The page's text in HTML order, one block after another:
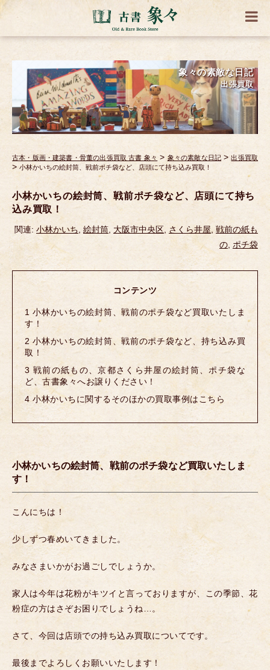
象々の素敵な日記
出張買取
古本・版画・建築書・骨董の出張買取 古書 象々 > 象々の素敵な日記 >出張買取
> 小林かいちの絵封筒、戦前ポチ袋など、店頭にて持ち込み買取！
小林かいちの絵封筒、戦前ポチ袋など、店頭にて持ち
込み買取！
関連: 小林かいち, 絵封筒, 大阪市中央区, さくら井屋, 戦前の紙も
の, ポチ袋
コンテンツ
1 小林かいちの絵封筒、戦前のポチ袋など買取いたしま
す！
2小林かいちの絵封筒、戦前のポチ袋など、持ち込み買
取！
3 戦前の紙もの、京都さくら井屋の絵封筒、ポチ袋な
ど、古書象々へお譲りください！
4小林かいちに関するそのほかの買取事例はこちら
小林かいちの絵封筒、戦前のポチ袋など買取いたしま
す！
こんにちは！
少しずつ春めいてきました。
みなさまいかがお過ごしでしょうか。
家人は今年は花粉がキツイと言っておりますが、この季節、花
粉症の方はさぞお困りでしょうね…。
さて、今回は店頭での持ち込み買取についてです。
最後までよろしくお願いいたします！